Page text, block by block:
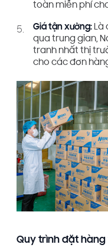
toàn miễn phí
Giá tận xưởng: Là
qua trung gian,
tranh nhất thị
cho các đơn
Quy trình đặt hàng